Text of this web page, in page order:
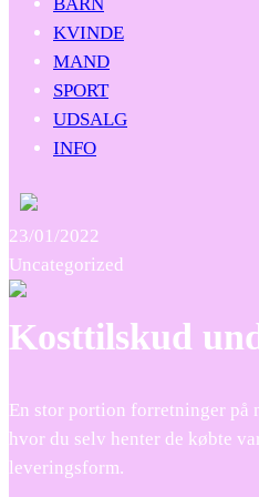
KVINDE
MAND
SPORT
UDSALG
INFO
23/01/2022
Uncategorized
Kosttilskud
En stor portion forretninger på
hvor du selv henter de købte
leveringsform.